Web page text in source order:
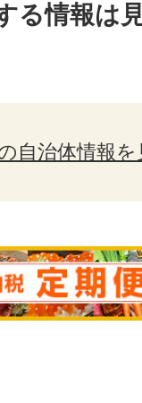
る情報は
自治体情報を